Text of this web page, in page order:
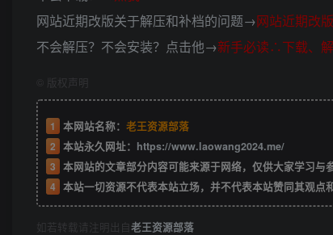
网站近期改版关于解压和补档的问题→网站近期改
不会解压？不会安装？点击他→新手必读∴下载、
版权声明
1 本网站名称： 老王资源部落
2 本站永久网址： https://www.laowang2024.me/
3 本网站的文章部分内容可能来源于网络，仅供大家学习
4 本站一切资源不代表本站立场，并不代表本站赞同其观点
如若转载请注明出自老王资源部落